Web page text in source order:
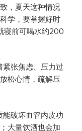
，夏天这种情况
学，要掌握好时
寝前可喝水约200
张焦虑、压力过
松心情，疏解压
破坏血管内皮功
大量饮酒也会加